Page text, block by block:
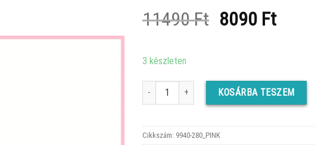
11490Ft Original
11490 Ft.
8090 Ft
8090
3 készleten
Női shopper válltáska lyuggatott V mintával,
KOSÁRBA TESZEM
Cikkszám: 9940-280_PINK